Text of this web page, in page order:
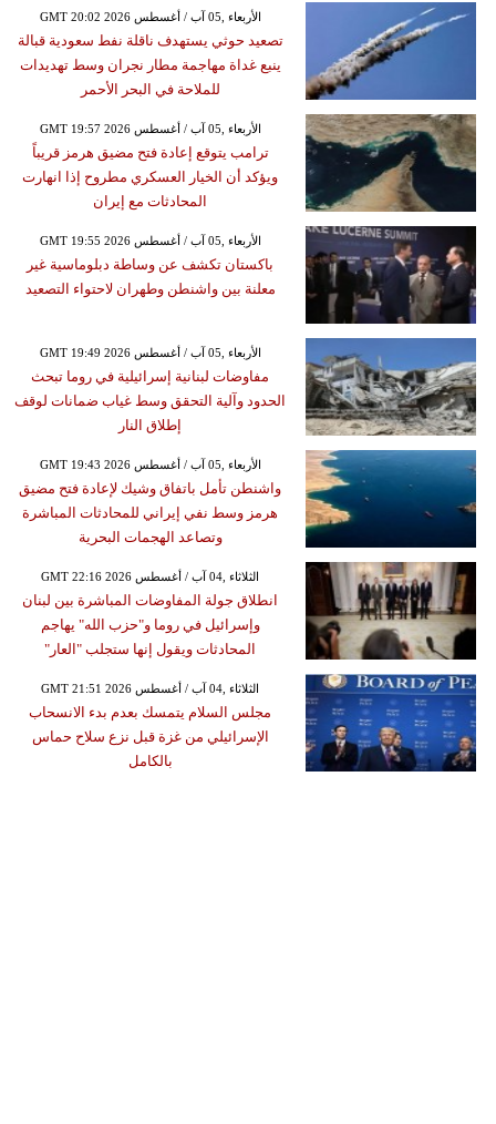
GMT 20:02 2026 الأربعاء ,05 آب / أغسطس
تصعيد حوثي يستهدف ناقلة نفط سعودية قبالة
ينبع غداة مهاجمة مطار نجران وسط تهديدات
للملاحة في البحر الأحمر
GMT 19:57 2026 الأربعاء ,05 آب / أغسطس
ترامب يتوقع إعادة فتح مضيق هرمز قريباً
ويؤكد أن الخيار العسكري مطروح إذا انهارت
المحادثات مع إيران
GMT 19:55 2026 الأربعاء ,05 آب / أغسطس
باكستان تكشف عن وساطة دبلوماسية غير
معلنة بين واشنطن وطهران لاحتواء التصعيد
GMT 19:49 2026 الأربعاء ,05 آب / أغسطس
مفاوضات لبنانية إسرائيلية في روما تبحث
الحدود وآلية التحقق وسط غياب ضمانات لوقف
إطلاق النار
GMT 19:43 2026 الأربعاء ,05 آب / أغسطس
واشنطن تأمل باتفاق وشيك لإعادة فتح مضيق
هرمز وسط نفي إيراني للمحادثات المباشرة
وتصاعد الهجمات البحرية
GMT 22:16 2026 الثلاثاء ,04 آب / أغسطس
انطلاق جولة المفاوضات المباشرة بين لبنان
وإسرائيل في روما و"حزب الله" يهاجم
المحادثات ويقول إنها ستجلب "العار"
GMT 21:51 2026 الثلاثاء ,04 آب / أغسطس
مجلس السلام يتمسك بعدم بدء الانسحاب
الإسرائيلي من غزة قبل نزع سلاح حماس
بالكامل